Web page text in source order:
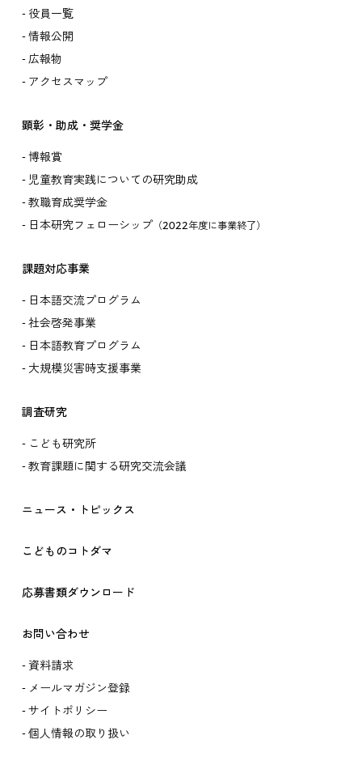
役員一覧
情報公開
広報物
アクセスマップ
顕彰・助成・奨学金
博報賞
児童教育実践についての研究助成
教職育成奨学金
日本研究フェローシップ（2022年度に事業終了）
課題対応事業
日本語交流プログラム
社会啓発事業
日本語教育プログラム
大規模災害時支援事業
調査研究
こども研究所
教育課題に関する研究交流会議
ニュース・トピックス
こどものコトダマ
応募書類ダウンロード
お問い合わせ
資料請求
メールマガジン登録
サイトポリシー
個人情報の取り扱い